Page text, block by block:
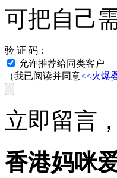
可把自己
验 证 码：
允许推荐给同类客户
（我已阅读并同意<<火爆
立即留言
香港妈咪